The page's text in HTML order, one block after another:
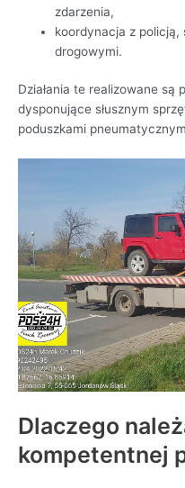
zdarzenia,
koordynacja z policją,
drogowymi.
Działania te realizowane są
dysponujące słusznym
poduszkami
Dlaczego
kompetentnej